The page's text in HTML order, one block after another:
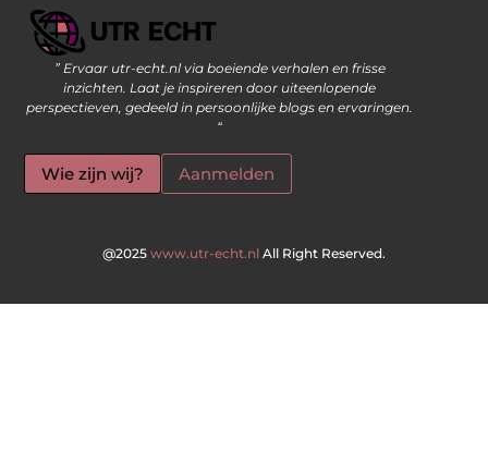
” Ervaar utr-echt.nl via boeiende verhalen en frisse
inzichten. Laat je inspireren door uiteenlopende
perspectieven, gedeeld in persoonlijke blogs en ervaringen.
“
Wie zijn wij? Aanmelden
@2025 www.utr-echt.nl All Right Reserved.